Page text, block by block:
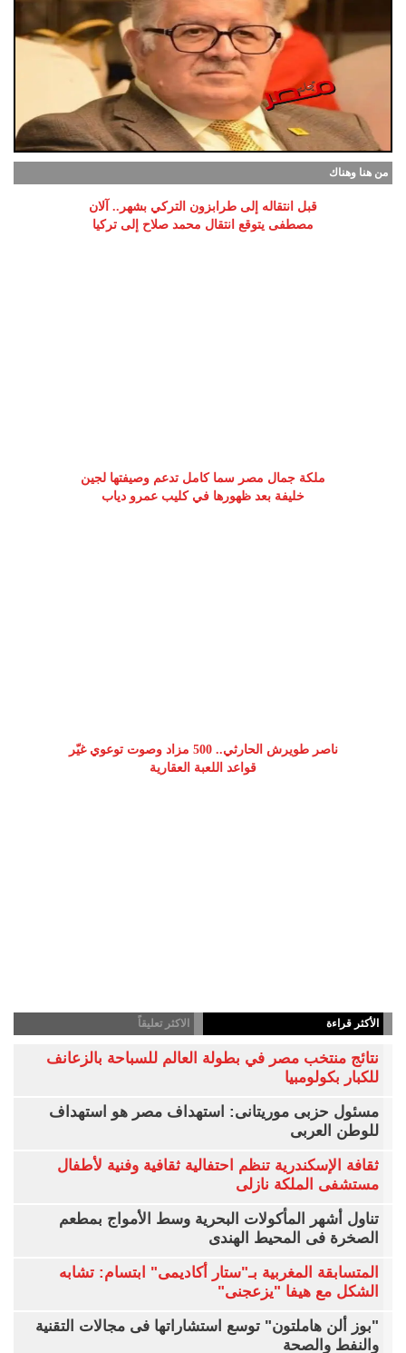
من هنا وهناك
قبل انتقاله إلى طرابزون التركي بشهر.. آلان
مصطفى يتوقع انتقال محمد صلاح إلى تركيا
ملكة جمال مصر سما كامل تدعم وصيفتها لجين
خليفة بعد ظهورها في كليب عمرو دياب
ناصر طويرش الحارثي.. 500 مزاد وصوت توعوي غيّر
قواعد اللعبة العقارية
الأكثر قراءة الاكثر تعليقاً
نتائج منتخب مصر في بطولة العالم للسباحة بالزعانف
للكبار بكولومبيا
مسئول حزبى موريتانى: استهداف مصر هو استهداف
للوطن العربى
ثقافة الإسكندرية تنظم احتفالية ثقافية وفنية لأطفال
مستشفى الملكة نازلى
تناول أشهر المأكولات البحرية وسط الأمواج بمطعم
الصخرة فى المحيط الهندى
المتسابقة المغربية بـ"ستار أكاديمى" ابتسام: تشابه
الشكل مع هيفا "يزعجنى"
"بوز ألن هاملتون" توسع استشاراتها فى مجالات التقنية
والنفط والصحة